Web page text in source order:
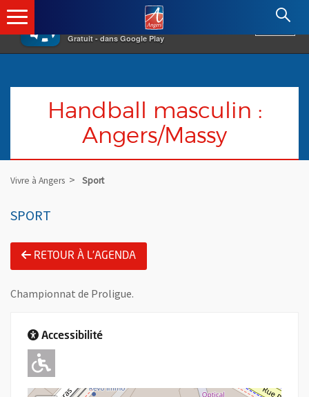
×
Gratuit - dans Google Play
Angers.fr : Retour à l'accueil
Handball masculin :
Angers/Massy
Vivre à Angers Sport
SPORT
RETOUR À L'AGENDA
Championnat de Proligue.
Accessibilité
Adapté pour l'handicap Moteur